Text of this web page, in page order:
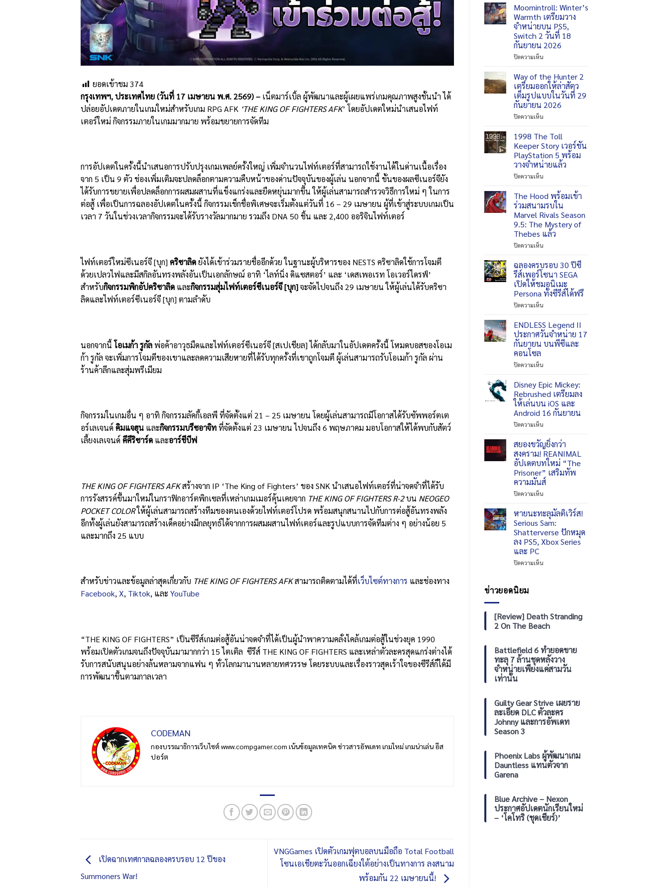
ยอดเข้าชม 374
กรุงเทพฯ,ประเทศไทย(วันที่ 17 เมษายน พ.ศ. 2569) – เน็ตมาร์เบิ้ล ผู้พัฒนาและผู้เผยแพร่เกมคุณภาพสูงชั้นนำ ได้
ปล่อยอัปเดตภายในเกมใหม่สำหรับเกม RPG AFK ‘THE KING OF FIGHTERS AFK’ โดยอัปเดตใหม่นำเสนอไฟท์
เตอร์ใหม่ กิจกรรมภายในเกมมากมาย พร้อมขยายการจัดทีม
การอัปเดตในครั้งนี้นำเสนอการปรับปรุงเกมเพลย์ครั้งใหญ่ เพิ่มจำนวนไฟท์เตอร์ที่สามารถใช้งานได้ในด่านเนื้อเรื่อง
จาก 5 เป็น 9 ตัว ช่องเพิ่มเติมจะปลดล็อกตามความคืบหน้าของด่านปัจจุบันของผู้เล่น นอกจากนี้ ขั้นของผลซีเนอร์จียัง
ได้รับการขยายเพื่อปลดล็อกการผสมผสานที่แข็งแกร่งและยืดหยุ่นมากขึ้น ให้ผู้เล่นสามารถสำรวจวิธีการใหม่ ๆ ในการ
ต่อสู้ เพื่อเป็นการฉลองอัปเดตในครั้งนี้ กิจกรรมเช็กชื่อพิเศษจะเริ่มตั้งแต่วันที่ 16 – 29 เมษายน ผู้ที่เข้าสู่ระบบเกมเป็น
เวลา 7 วันในช่วงเวลากิจกรรมจะได้รับรางวัลมากมาย รวมถึง DNA 50 ชิ้น และ 2,400 ออริจินไฟท์เตอร์
ไฟท์เตอร์ใหม่ซีเนอร์จี [บุก]คริซาลิดยังได้เข้าร่วมรายชื่ออีกด้วย ในฐานะผู้บริหารของ NESTS คริซาลิดใช้การโจมตี
ด้วยเปลวไฟและมีสกิลอันทรงพลังอันเป็นเอกลักษณ์ อาทิ ‘ไลท์นิ่ง ดิแซสตอร์’ และ ‘เดสเพอเรท โอเวอร์ไดรฟ์’
สำหรับกิจกรรมพิกอัปคริซาลิด และกิจกรรมสุ่มไฟท์เตอร์ซีเนอร์จี[บุก]จะจัดไปจนถึง 29 เมษายน ให้ผู้เล่นได้รับคริซา
ลิดและไฟท์เตอร์ซีเนอร์จี [บุก] ตามลำดับ
นอกจากนี้โอเมก้า รูกัลพ่อค้าอาวุธมืดและไฟท์เตอร์ซีเนอร์จี [สเปเชียล] ได้กลับมาในอัปเดตครั้งนี้ โหมดบอสของโอเม
ก้า รูกัล จะเพิ่มการโจมตีของเขาและลดความเสียหายที่ได้รับทุกครั้งที่เขาถูกโจมตี ผู้เล่นสามารถรับโอเมก้า รูกัล ผ่าน
ร้านค้าลีกและสุ่มพรีเมียม
กิจกรรมในเกมอื่น ๆ อาทิ กิจกรรมลัคกี้เอลพี ที่จัดตั้งแต่ 21 – 25 เมษายน โดยผู้เล่นสามารถมีโอกาสได้รับซัพพอร์ตเต
อร์เลเจนด์ คิมแจฮุน และกิจกรรมบรีซอาจิทที่จัดตั้งแต่ 23 เมษายน ไปจนถึง 6 พฤษภาคม มอบโอกาสให้ได้พบกับสัตว์
เลี้ยงเลเจนด์ คึคึริซาร์ด และอาร์ชีบีฟ
THE KING OF FIGHTERS AFKสร้างจาก IP ‘The King of Fighters’ ของ SNK นำเสนอไฟท์เตอร์ที่น่าจดจำที่ได้รับ
การรังสรรค์ขึ้นมาใหม่ในกราฟิกอาร์ตพิกเซลที่เหล่าเกมเมอร์คุ้นเคยจาก THE KING OF FIGHTERS R-2บน NEOGEO
POCKET COLORให้ผู้เล่นสามารถสร้างทีมของตนเองด้วยไฟท์เตอร์โปรด พร้อมสนุกสนานไปกับการต่อสู้อันทรงพลัง
อีกทั้งผู้เล่นยังสามารถสร้างเด็คอย่างมีกลยุทธ์ได้จากการผสมผสานไฟท์เตอร์และรูปแบบการจัดทีมต่าง ๆ อย่างน้อย 5
และมากถึง 25 แบบ
สำหรับข่าวและข้อมูลล่าสุดเกี่ยวกับ THE KING OF FIGHTERS AFKสามารถติดตามได้ที่เว็บไซต์ทางการ และช่องทาง
Facebook,X, Tiktok, และ YouTube
“THE KING OF FIGHTERS” เป็นซีรีส์เกมต่อสู้อันน่าจดจำที่ได้เป็นผู้นำพาความคลั่งไคล้เกมต่อสู้ในช่วงยุค 1990
พร้อมเปิดตัวเกมจนถึงปัจจุบันมามากกว่า 15 ไตเติล ซีรีส์ THE KING OF FIGHTERS และเหล่าตัวละครสุดแกร่งต่างได้
รับการสนับสนุนอย่างล้นหลามจากแฟน ๆ ทั่วโลกมานานหลายทศวรรษ โดยระบบและเรื่องราวสุดเร้าใจของซีรีส์ก็ได้มี
การพัฒนาขึ้นตามกาลเวลา
CODEMAN
กองบรรณาธิการเว็บไซต์ www.compgamer.com เน้นข้อมูลเทคนิค ข่าวสารอัพเดท เกมใหม่ เกมน่าเล่น อีส
ปอร์ต
เปิดฉากเทศกาลฉลองครบรอบ 12 ปีของ
Summoners War!
VNGGames เปิดตัวเกมฟุตบอลบนมือถือ Total Football
โซนเอเชียตะวันออกเฉียงใต้อย่างเป็นทางการ ลงสนาม
พร้อมกัน 22 เมษายนนี้!
Fireteam
Elite
2
เตรียม
โดด
ไป
บน
Switch
2
ช่วง
ปี
นี้
Moomintroll: Winter’s
Warmth เตรียมวาง
จำหน่ายบน PS5,
Switch 2 วันที่ 18
กันยายน 2026
ปิดความเห็น
Winter’s
Warmth
เตรียม
วาง
จำหน่าย
Switch
2
วัน
ที่
18
Way of the Hunter 2
เตรียมออกให้ล่าสัตว
เต็มรูปแบบในวันที่ 29
กันยายน 2026
ปิดความเห็น
the
Hunter
2
เตรียม
ล่า
สัตว
เต็ม
รูป
แบบ
ใน
กันยายน
2026
1998 The Toll
Keeper Story เวอร์ชัน
PlayStation 5 พร้อม
วางจำหน่ายแล้ว
ปิดความเห็น
The
Toll
Keeper
Story
เวอร์ชัน
PlayStation
จำหน่าย
แล้ว
The Hood พร้อมเข้า
ร่วมสนามรบใน
Marvel Rivals Season
9.5: The Mystery of
Thebes แล้ว
ปิดความเห็น
Hood
พร้อม
เข้า
ร่วม
สนามรบ
Rivals
Season
9.5:
The
แล้ว
ฉลองครบรอบ 30 ปีซี
รีส์เพอร์โซนา SEGA
เปิดให้ชมอนิเมะ
Persona ทั้งซีรีส์ได้ฟรี
ปิดความเห็น
ครบ
รอบ
30
ปี
อร์
โซนา
SEGA
เปิด
ให้
นิ
เมะ
Persona
ทั้ง
ซี
รีส์
ENDLESS Legend II
ประกาศวันจำหน่าย 17
กันยายน บนพีซีและ
คอนโซล
ปิดความเห็น
Legend
II
ประกาศ
วัน
จำหน่าย
บน
พีซี
และ
คอนโซล
Disney Epic Mickey:
Rebrushed เตรียมลง
ให้เล่นบน iOS และ
Android 16 กันยายน
ปิดความเห็น
Epic
Mickey:
Rebrushed
เตรียม
ลง
ให้
และ
Android
16
กันยายน
สยองขวัญยิ่งกว่า
สงคราม! REANIMAL
อัปเดตบทใหม่ “The
Prisoner” เสริมทัพ
ความมันส์
ปิดความเห็น
ขวัญ
ยิ่ง
กว่า
สงคราม!
REANIMAL
ความ
มันส์
หายนะทะลุมัลติเวิร์ส!
Serious Sam:
Shatterverse ปักหมุด
ลง PS5, Xbox Series
และ PC
ปิดความเห็น
Serious
Sam:
Shatterverse
หมุด
ลง
PS5,
Xbox
ข่าวยอดนิยม
[Review] Death Stranding
2 On The Beach
Battlefield 6 ทำยอดขาย
ทะลุ 7 ล้านชุดหลังวาง
จำหน่ายเพียงแค่สามวัน
เท่านั้น
Guilty Gear Strive เผยราย
ละเอียด DLC ตัวละคร
Johnny และการอัพเดท
Season 3
Phoenix Labs ผู้พัฒนาเกม
Dauntless แทนตัวจาก
Garena
Blue Archive – Nexon
ประกาศอัปเดตนักเรียนใหม่
– ‘โคโทริ (ชุดเชียร์)’